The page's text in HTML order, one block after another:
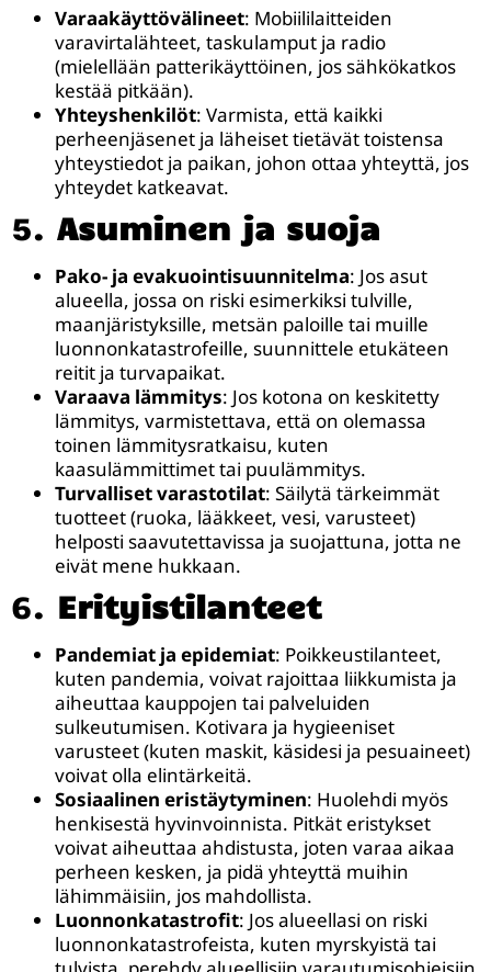
Varaakäyttövälineet: Mobiililaitteiden
varavirtalähteet, taskulamput ja radio
(mielellään patterikäyttöinen, jos sähkökatkos
kestää pitkään).
Yhteyshenkilöt: Varmista, että kaikki
perheenjäsenet ja läheiset tietävät toistensa
yhteystiedot ja paikan, johon ottaa yhteyttä, jos
yhteydet katkeavat.
5. Asuminen ja suoja
Pako- ja evakuointisuunnitelma: Jos asut
alueella, jossa on riski esimerkiksi tulville,
maanjäristyksille, metsän paloille tai muille
luonnonkatastrofeille, suunnittele etukäteen
reitit ja turvapaikat.
Varaava lämmitys: Jos kotona on keskitetty
lämmitys, varmistettava, että on olemassa
toinen lämmitysratkaisu, kuten
kaasulämmittimet tai puulämmitys.
Turvalliset varastotilat: Säilytä tärkeimmät
tuotteet (ruoka, lääkkeet, vesi, varusteet)
helposti saavutettavissa ja suojattuna, jotta ne
eivät mene hukkaan.
6. Erityistilanteet
Pandemiat ja epidemiat: Poikkeustilanteet,
kuten pandemia, voivat rajoittaa liikkumista ja
aiheuttaa kauppojen tai palveluiden
sulkeutumisen. Kotivara ja hygieeniset
varusteet (kuten maskit, käsidesi ja pesuaineet)
voivat olla elintärkeitä.
Sosiaalinen eristäytyminen: Huolehdi myös
henkisestä hyvinvoinnista. Pitkät eristykset
voivat aiheuttaa ahdistusta, joten varaa aikaa
perheen kesken, ja pidä yhteyttä muihin
lähimmäisiin, jos mahdollista.
Luonnonkatastrofit: Jos alueellasi on riski
luonnonkatastrofeista, kuten myrskyistä tai